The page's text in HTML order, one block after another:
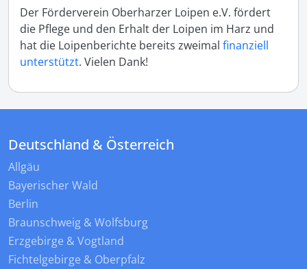
Der Förderverein Oberharzer Loipen e.V. fördert
die Pflege und den Erhalt der Loipen im Harz und
hat die Loipenberichte bereits zweimal finanziell
unterstützt. Vielen Dank!
Deutschland & Österreich
Allgäu
Bayerischer Wald
Berlin
Braunschweig & Wolfsburg
Erzgebirge & Vogtland
Fichtelgebirge & Oberpfalz